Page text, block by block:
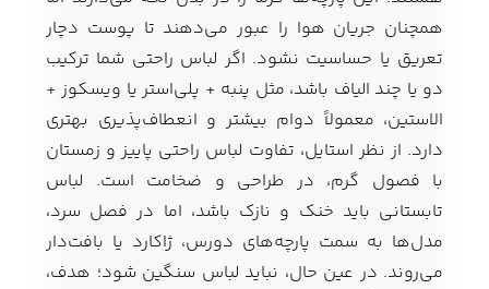
همچنان جریان هوا را عبور می‌دهند تا پوست دچار
تعریق یا حساسیت نشود. اگر لباس راحتی شما ترکیب
دو یا چند الیاف باشد، مثل پنبه + پلی‌استر یا ویسکوز +
الاستین، معمولاً دوام بیشتر و انعطاف‌پذیری بهتری
دارد. از نظر استایل، تفاوت لباس راحتی پاییز و زمستان
با فصول گرم، در طراحی و ضخامت است. لباس
تابستانی باید خنک و نازک باشد، اما در فصل سرد،
مدل‌ها به سمت پارچه‌های دورس، ژاکارد یا بافت‌دار
می‌روند. در عین حال، نباید لباس سنگین شود؛ هدف،